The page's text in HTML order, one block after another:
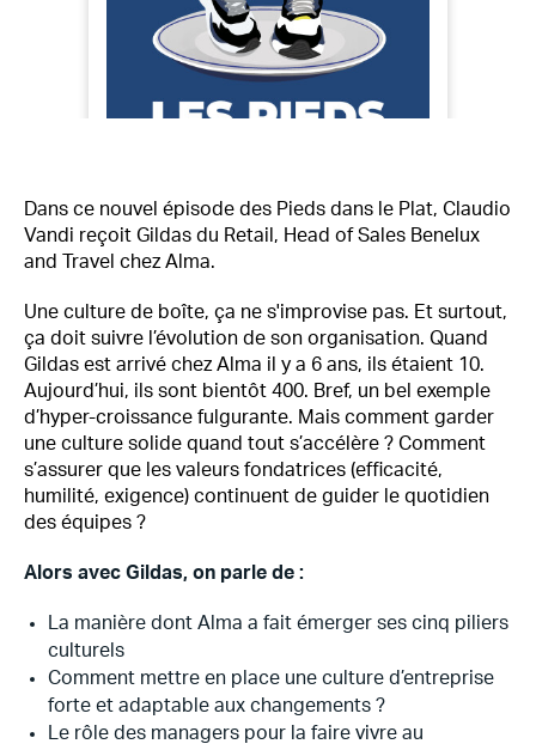
Dans ce nouvel épisode des Pieds dans le Plat, Claudio
Vandi reçoit Gildas du Retail, Head of Sales Benelux
and Travel chez Alma.
Une culture de boîte, ça ne s'improvise pas. Et surtout,
ça doit suivre l’évolution de son organisation. Quand
Gildas est arrivé chez Alma il y a 6 ans, ils étaient 10.
Aujourd’hui, ils sont bientôt 400. Bref, un bel exemple
d’hyper-croissance fulgurante. Mais comment garder
une culture solide quand tout s’accélère ? Comment
s’assurer que les valeurs fondatrices (efficacité,
humilité, exigence) continuent de guider le quotidien
des équipes ?
Alors avec Gildas, on parle de :
La manière dont Alma a fait émerger ses cinq piliers
culturels
Comment mettre en place une culture d’entreprise
forte et adaptable aux changements ?
Le rôle des managers pour la faire vivre au